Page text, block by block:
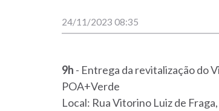
24/11/2023 08:35
9h - Entrega da revitalização do
POA+Verde
Local: Rua Vitorino Luiz de